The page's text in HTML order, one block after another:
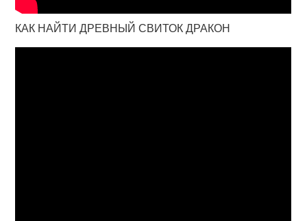
КАК НАЙТИ ДРЕВНЫЙ СВИТОК ДРАКОН